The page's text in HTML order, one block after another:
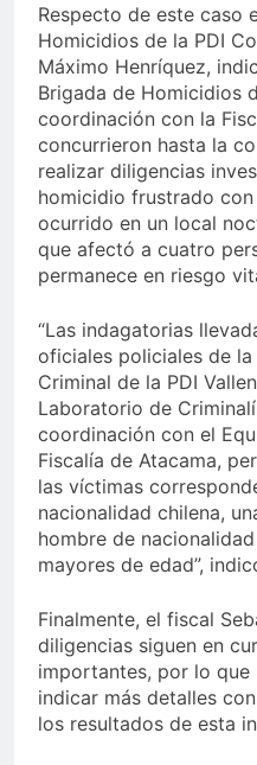
Respecto de este caso
Homicidios de la PDI
Máximo Henríquez,
Brigada de Homicidios
coordinación con la
concurrieron hasta la
realizar diligencias
homicidio frustrado
ocurrido en un local
que afectó a cuatro
permanece en riesgo
“Las indagatorias
oficiales policiales de
Criminal de la PDI
Laboratorio de
coordinación con el
Fiscalía de Atacama,
las víctimas
nacionalidad chilena,
hombre de
mayores de edad”,
Finalmente, el fiscal
diligencias siguen en
importantes, por lo
indicar más detalles
los resultados de esta